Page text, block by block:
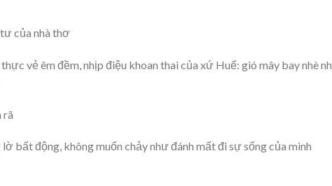
của nhà thơ
vẻ êm đềm, nhịp điệu khoan thai của xứ Huế: gió mây bay nhè
rã
bất động, không muốn chảy như đánh mất đi sự sống của mình